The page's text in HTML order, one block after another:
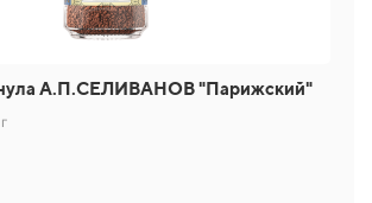
А.П.СЕЛИВАНОВ "Парижский"